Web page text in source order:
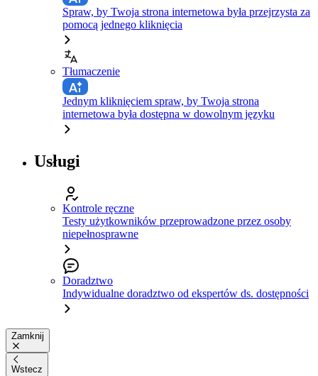
Spraw, by Twoja strona internetowa była przejrzysta za
pomocą jednego kliknięcia
Tłumaczenie
Jednym kliknięciem spraw, by Twoja strona
internetowa była dostępna w dowolnym języku
Usługi
Kontrole ręczne
Testy użytkowników przeprowadzone przez osoby
niepełnosprawne
Doradztwo
Indywidualne doradztwo od ekspertów ds. dostępności
Zamknij
Wstecz